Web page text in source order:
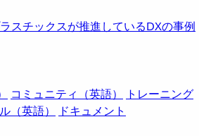
スチックスが推進しているDXの事例
コミュニティ（英語）
トレーニング
（英語）
ドキュメント